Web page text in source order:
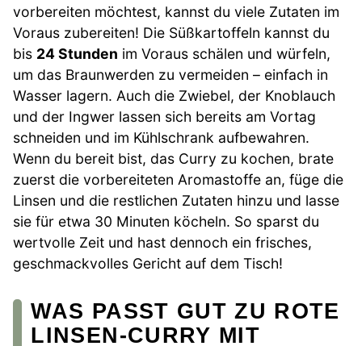
vorbereiten möchtest, kannst du viele Zutaten im
Voraus zubereiten! Die Süßkartoffeln kannst du
bis 24 Stunden im Voraus schälen und würfeln,
um das Braunwerden zu vermeiden – einfach in
Wasser lagern. Auch die Zwiebel, der Knoblauch
und der Ingwer lassen sich bereits am Vortag
schneiden und im Kühlschrank aufbewahren.
Wenn du bereit bist, das Curry zu kochen, brate
zuerst die vorbereiteten Aromastoffe an, füge die
Linsen und die restlichen Zutaten hinzu und lasse
sie für etwa 30 Minuten köcheln. So sparst du
wertvolle Zeit und hast dennoch ein frisches,
geschmackvolles Gericht auf dem Tisch!
WAS PASST GUT ZU ROTE
LINSEN-CURRY MIT